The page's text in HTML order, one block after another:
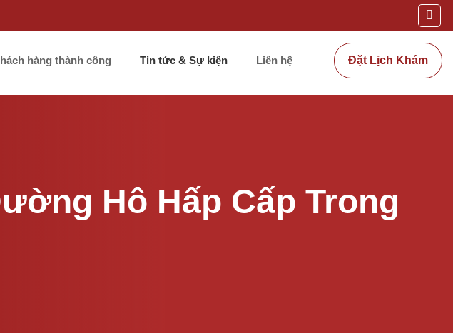
hàng thành công Tin tức & Sự kiện Liên hệ Đặt Lịch Khám
Hô Hấp Cấp Trong